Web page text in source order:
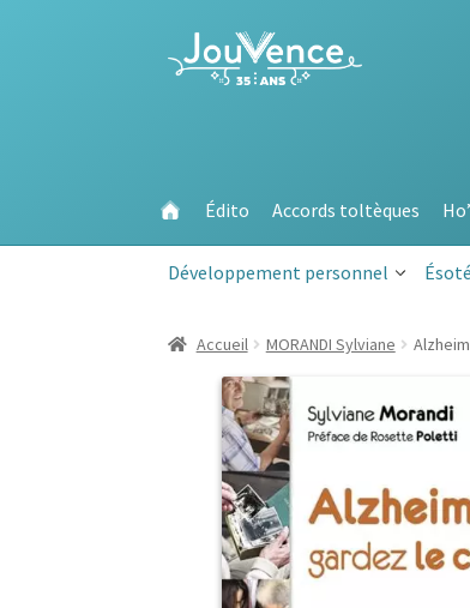
Aller
à
Aller
au
Édito Accords toltèques
Développement personnel
Accueil MORANDI Sylviane